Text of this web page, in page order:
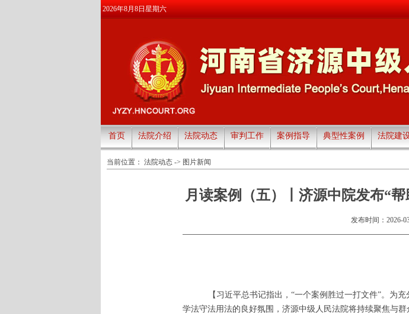
2026年8月8日星期六
首页 法院介绍 法院动态 审判工作 案例指导 典型性案例 法院建
当前位置： 法院动态 -> 图片新闻
月读案例（五）丨济源中院发布“
发布时间：2026-
【 习近平总书记指出， “一个案例胜过一打文件”。为
学法守法用法的良好氛围，济源中级人民法院将持续聚焦与